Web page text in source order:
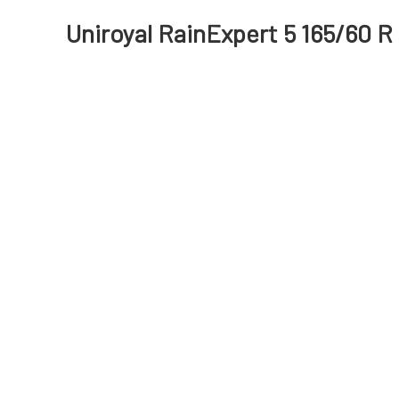
Uniroyal RainExpert 5 165/60 R